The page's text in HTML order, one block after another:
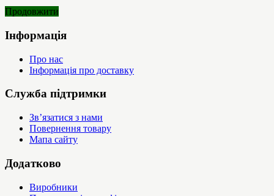
Продовжити
Інформація
Про нас
Інформація про доставку
Служба підтримки
Зв’язатися з нами
Повернення товару
Мапа сайту
Додатково
Виробники